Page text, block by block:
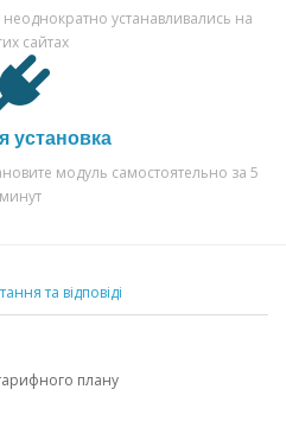
устанавливались на
сайтах
установка
модуль самостоятельно за 5
минут
та відповіді
плану